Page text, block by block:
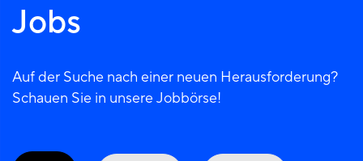
Jobs
Auf der Suche nach einer neuen Herausforderung?
Schauen Sie in unsere Jobbörse!